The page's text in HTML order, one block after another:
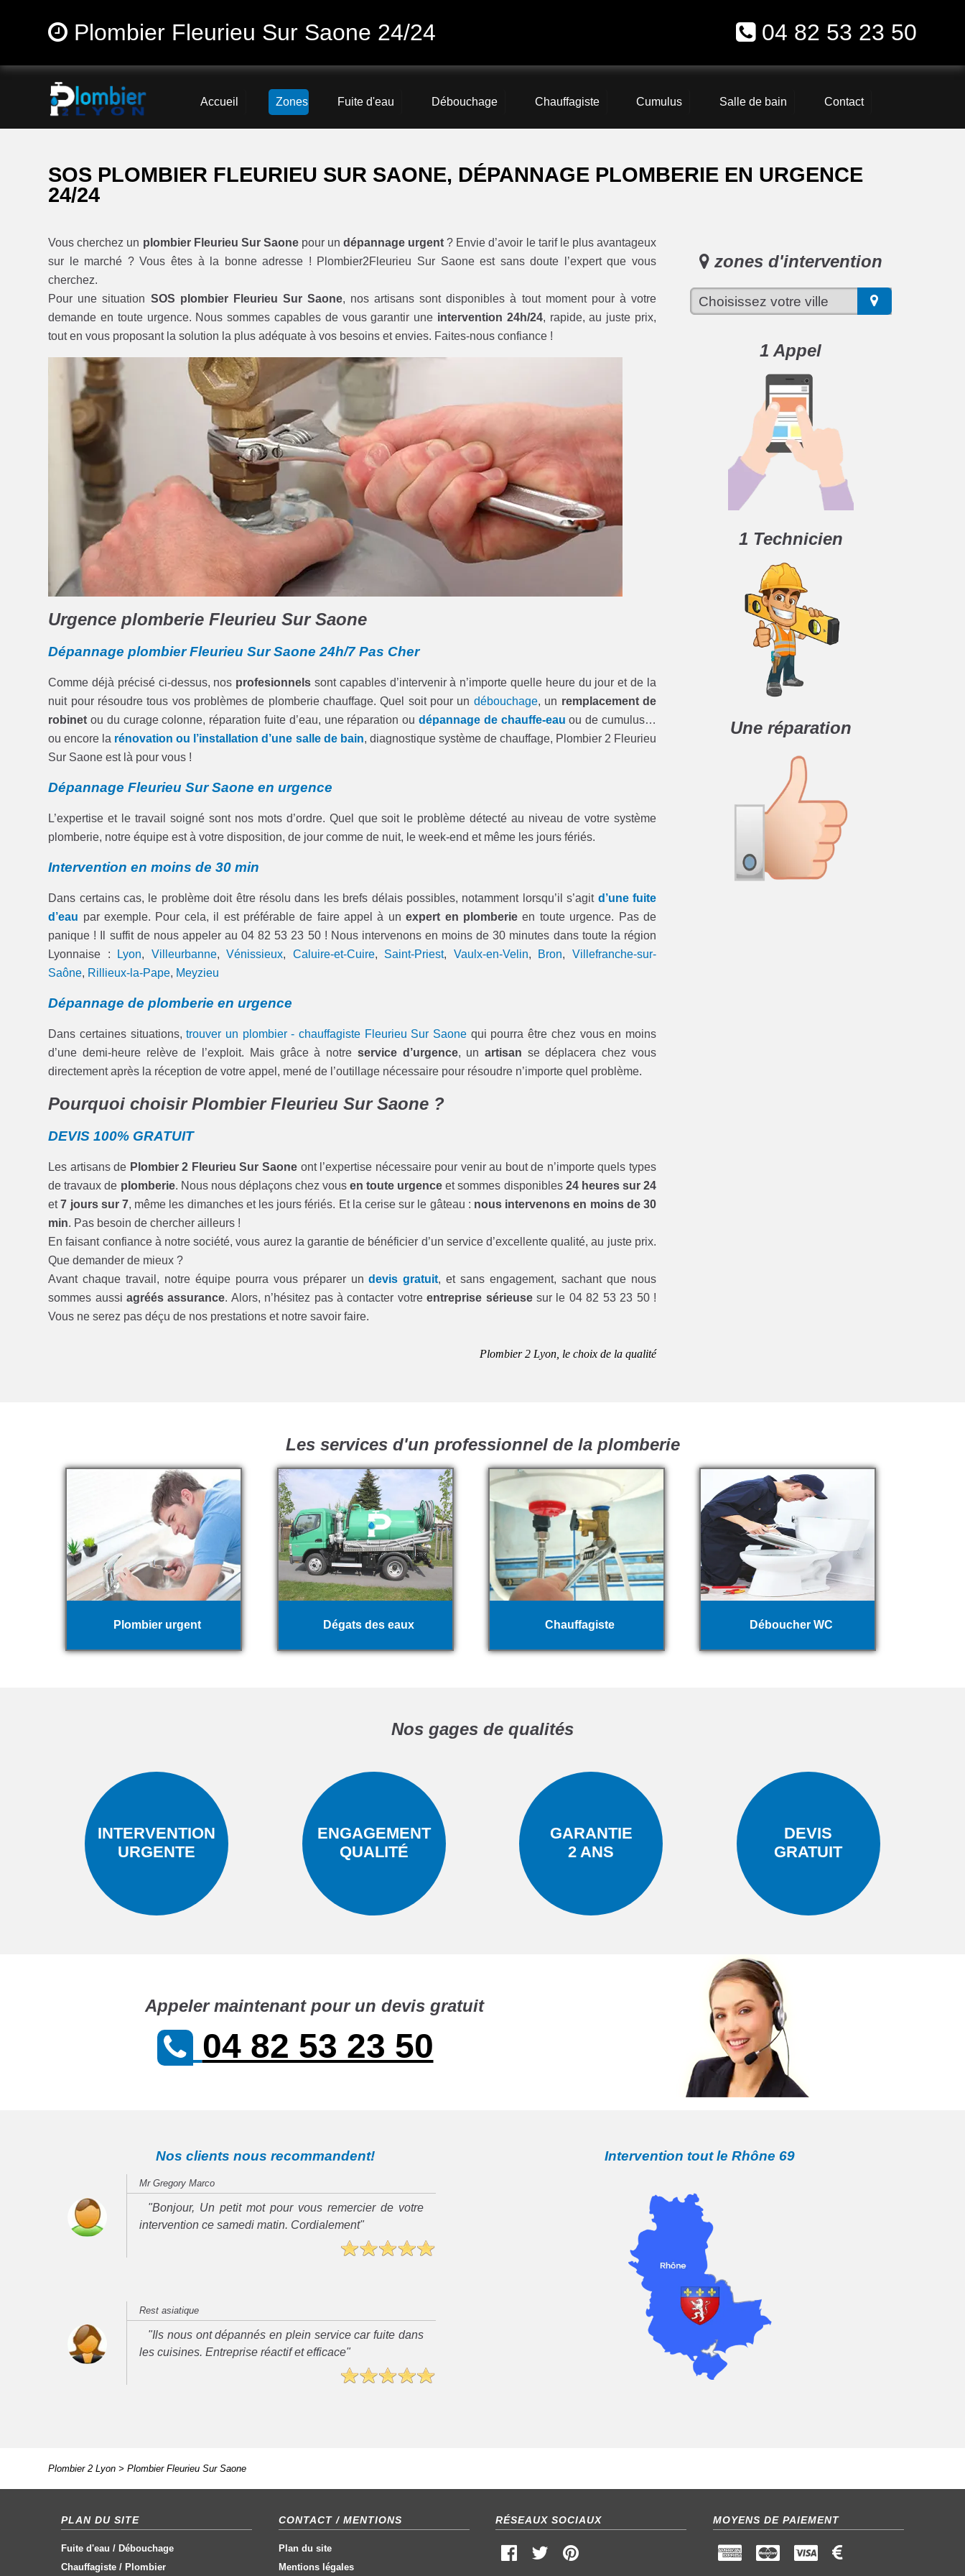
Plombier Fleurieu Sur Saone 24/24 04 82 53 23 50
Accueil Zones Fuite d'eau Débouchage Chauffagiste Cumulus Salle de bain Contact
SOS PLOMBIER FLEURIEU SUR SAONE, DÉPANNAGE PLOMBERIE EN URGENCE
24/24
Vous cherchez un plombier Fleurieu Sur Saonepour undépannage urgent ? Envie d’avoir le tarif le plus avantageux
sur le marché ? Vous êtes à la bonne adresse ! Plombier2Fleurieu Sur Saone est sans doute l’expert que vous
cherchez.
Pour une situation SOS plombier Fleurieu Sur Saone, nos artisans sont disponibles à tout moment pour à votre
demande en toute urgence. Nous sommes capables de vous garantir une intervention 24h/24, rapide, au juste prix,
tout en vous proposant la solution la plus adéquate à vos besoins et envies. Faites-nous confiance !
Urgence plomberie Fleurieu Sur Saone
Dépannage plombier Fleurieu Sur Saone 24h/7 Pas Cher
Comme déjà précisé ci-dessus, nos profesionnels sont capables d’intervenir à n’importe quelle heure du jour et de la
nuit pour résoudre tous vos problèmes de plomberie chauffage. Quel soit pour un débouchage, un remplacement de
robinet ou du curage colonne, réparation fuite d’eau, une réparation ou dépannage de chauffe-eau ou de cumulus…
ou encore la rénovation ou l’installation d’une salle de bain, diagnostique système de chauffage, Plombier 2 Fleurieu
Sur Saone est là pour vous !
Dépannage Fleurieu Sur Saone en urgence
L’expertise et le travail soigné sont nos mots d’ordre. Quel que soit le problème détecté au niveau de votre système
plomberie, notre équipe est à votre disposition, de jour comme de nuit, le week-end et même les jours fériés.
Intervention en moins de 30 min
Dans certains cas, le problème doit être résolu dans les brefs délais possibles, notamment lorsqu’il s’agit d’une fuite
d’eau par exemple. Pour cela, il est préférable de faire appel à unexpert en plomberie en toute urgence. Pas de
panique ! Il suffit de nous appeler au 04 82 53 23 50 ! Nous intervenons en moins de 30 minutes dans toute la région
Lyonnaise :
Lyon, Villeurbanne,Vénissieux, Caluire-et-Cuire, Saint-Priest, Vaulx-en-Velin, Bron, Villefranche-sur-
Saône, Rillieux-la-Pape, Meyzieu
Dépannage de plomberie en urgence
Dans certaines situations,trouver un plombier - chauffagiste Fleurieu Sur Saone qui pourra être chez vous en moins
d’une demi-heure relève de l’exploit. Mais grâce à notre service d’urgence, un artisan se déplacera chez vous
directement après la réception de votre appel, mené de l’outillage nécessaire pour résoudre n’importe quel problème.
Pourquoi choisir Plombier Fleurieu Sur Saone ?
DEVIS 100% GRATUIT
Les artisans de Plombier 2 Fleurieu Sur Saoneont l’expertise nécessaire pour venir au bout de n’importe quels types
de travaux de plomberie. Nous nous déplaçons chez vousen toute urgence et sommes disponibles 24 heures sur 24
et7 jours sur 7, même les dimanches et les jours fériés. Et la cerise sur le gâteau : nous intervenons en moins de 30
min. Pas besoin de chercher ailleurs !
En faisant confiance à notre société, vous aurez la garantie de bénéficier d’un service d’excellente qualité, au juste prix.
Que demander de mieux ?
Avant chaque travail, notre équipe pourra vous préparer undevis gratuit, et sans engagement, sachant que nous
sommes aussiagréés assurance. Alors, n’hésitez pas à contacter votreentreprise sérieusesur le 04 82 53 23 50 !
Vous ne serez pas déçu de nos prestations et notre savoir faire.
Plombier 2 Lyon, le choix de la qualité
zones d'intervention
1 Appel
1 Technicien
Une réparation
Les services d'un professionnel de la plomberie
Plombier urgent Dégats des eaux Chauffagiste Déboucher WC
Nos gages de qualités
INTERVENTION
URGENTE
ENGAGEMENT
QUALITÉ
GARANTIE
2 ANS
DEVIS
GRATUIT
Appeler maintenant pour un devis gratuit
04 82 53 23 50
Nos clients nous recommandent!
Mr Gregory Marco
"Bonjour, Un petit mot pour vous remercier de votre
intervention ce samedi matin. Cordialement"
Rest asiatique
"Ils nous ont dépannés en plein service car fuite dans
les cuisines. Entreprise réactif et efficace"
Intervention tout le Rhône 69
Plombier 2 Lyon> Plombier Fleurieu Sur Saone
PLAN DU SITE
Fuite d'eau / Débouchage
Chauffagiste / Plombier
CONTACT / MENTIONS
Plan du site
Mentions légales
RÉSEAUX SOCIAUX MOYENS DE PAIEMENT